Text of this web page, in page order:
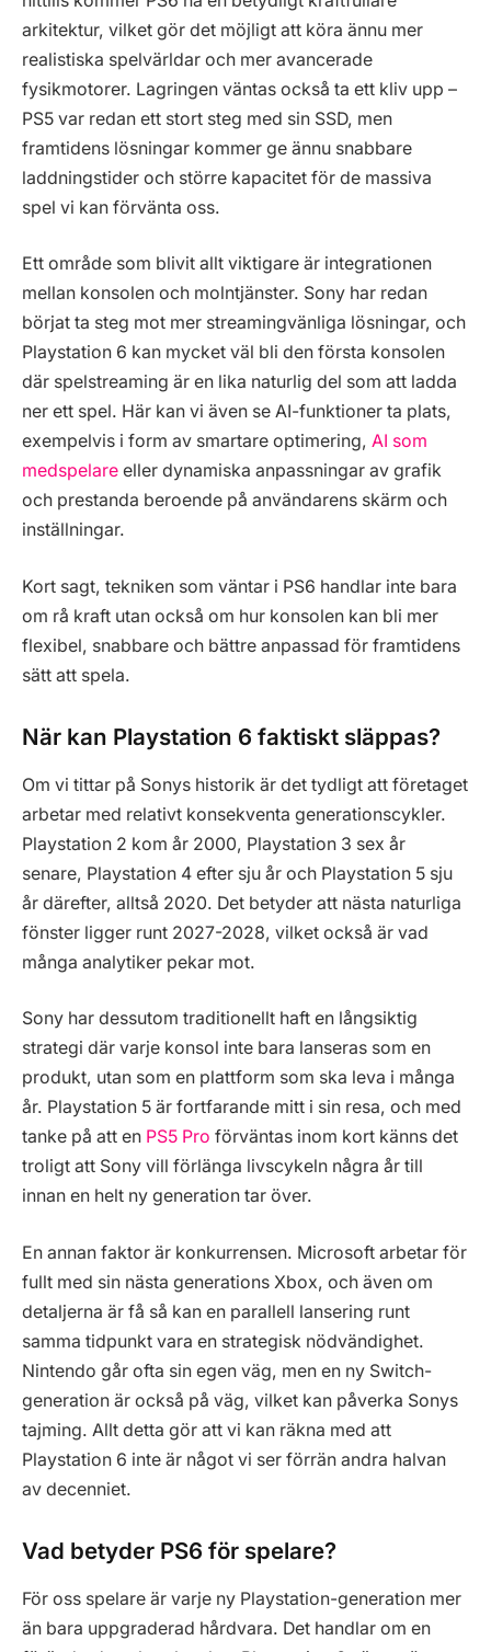
arkitektur, vilket gör det möjligt att köra ännu mer
realistiska spelvärldar och mer avancerade
fysikmotorer. Lagringen väntas också ta ett kliv upp –
PS5 var redan ett stort steg med sin SSD, men
framtidens lösningar kommer ge ännu snabbare
laddningstider och större kapacitet för de massiva
spel vi kan förvänta oss.
Ett område som blivit allt viktigare är integrationen
mellan konsolen och molntjänster. Sony har redan
börjat ta steg mot mer streamingvänliga lösningar, och
Playstation 6 kan mycket väl bli den första konsolen
där spelstreaming är en lika naturlig del som att ladda
ner ett spel. Här kan vi även se AI-funktioner ta plats,
exempelvis i form av smartare optimering, AI som
medspelare eller dynamiska anpassningar av grafik
och prestanda beroende på användarens skärm och
inställningar.
Kort sagt, tekniken som väntar i PS6 handlar inte bara
om rå kraft utan också om hur konsolen kan bli mer
flexibel, snabbare och bättre anpassad för framtidens
sätt att spela.
När kan Playstation 6 faktiskt släppas?
Om vi tittar på Sonys historik är det tydligt att företaget
arbetar med relativt konsekventa generationscykler.
Playstation 2 kom år 2000, Playstation 3 sex år
senare, Playstation 4 efter sju år och Playstation 5 sju
år därefter, alltså 2020. Det betyder att nästa naturliga
fönster ligger runt 2027-2028, vilket också är vad
många analytiker pekar mot.
Sony har dessutom traditionellt haft en långsiktig
strategi där varje konsol inte bara lanseras som en
produkt, utan som en plattform som ska leva i många
år. Playstation 5 är fortfarande mitt i sin resa, och med
tanke på att en PS5 Pro förväntas inom kort känns det
troligt att Sony vill förlänga livscykeln några år till
innan en helt ny generation tar över.
En annan faktor är konkurrensen. Microsoft arbetar för
fullt med sin nästa generations Xbox, och även om
detaljerna är få så kan en parallell lansering runt
samma tidpunkt vara en strategisk nödvändighet.
Nintendo går ofta sin egen väg, men en ny Switch-
generation är också på väg, vilket kan påverka Sonys
tajming. Allt detta gör att vi kan räkna med att
Playstation 6 inte är något vi ser förrän andra halvan
av decenniet.
Vad betyder PS6 för spelare?
För oss spelare är varje ny Playstation-generation mer
än bara uppgraderad hårdvara. Det handlar om en